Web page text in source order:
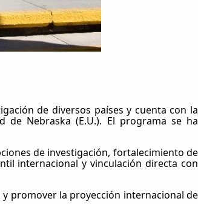
de diversos países y cuenta con la
de Nebraska (E.U.). El programa se ha
de investigación, fortalecimiento de
internacional y vinculación directa con
promover la proyección internacional de